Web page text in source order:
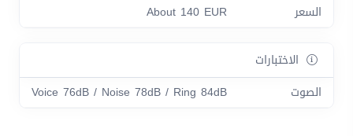
السعر
About 140 EUR
الاختبارات
الصوت
Voice 76dB / Noise 78dB / Ring 84dB